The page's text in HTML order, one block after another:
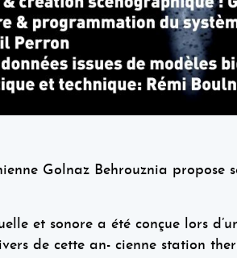
Golnaz Behrouznia
et sonore a été conçue lors
de cette an- cienne station